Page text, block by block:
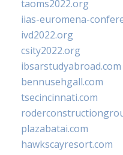
taoms2022.org
iias-euromena-
ivd2022.org
csity2022.org
ibsarstudyabroad.com
bennusehgall.com
tsecincinnati.com
plazabatai.com
hawkscayresort.com